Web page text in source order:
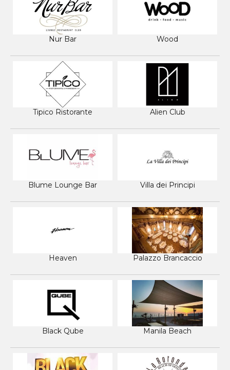
Nur Bar Wood
Tipico Ristorante Alien Club
Blume Lounge Bar Villa dei Principi
Heaven Palazzo Brancaccio
Black Qube Manila Beach